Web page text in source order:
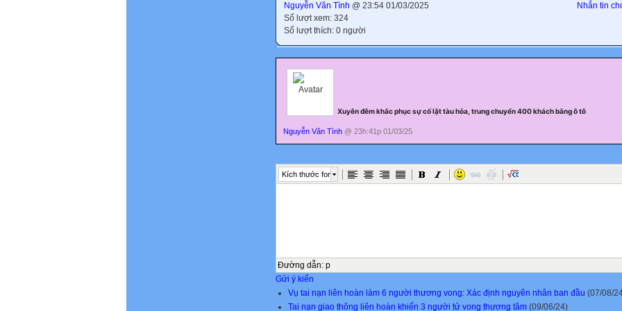
Nhắn tin
Nguyễn Văn Tình @ 23:54 01/03/2025
Số lượt xem: 324
Số lượt thích: 0 người
Xuyên đêm khắc phục sự cố lật tàu hỏa, trung chuyển 400 khách bằng ô tô
Nguyễn Văn Tình @ 23h:41p 01/03/25
Kích thước font
Đường dẫn: p
Gửi ý kiến
Vụ tai nạn liên hoàn làm 6 người thương vong: Xác định nguyên nhân ban đầu (07/08/
Tai nạn giao thông liên hoàn khiến 3 người tử vong thương tâm (09/06/24)